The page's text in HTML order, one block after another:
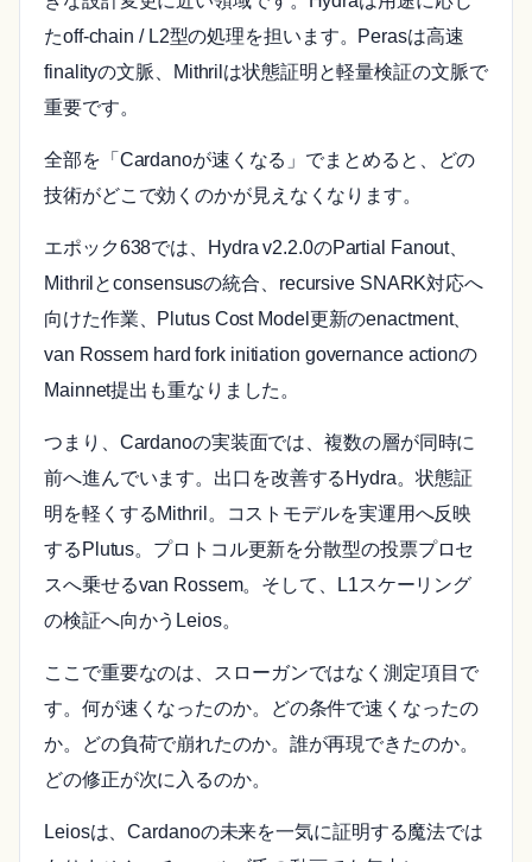
たoff-chain / L2型の処理を担います。Perasは高速
finalityの文脈、Mithrilは状態証明と軽量検証の文脈で
重要です。
全部を「Cardanoが速くなる」でまとめると、どの
技術がどこで効くのかが見えなくなります。
エポック638では、Hydra v2.2.0のPartial Fanout、
Mithrilとconsensusの統合、recursive SNARK対応へ
向けた作業、Plutus Cost Model更新のenactment、
van Rossem hard fork initiation governance actionの
Mainnet提出も重なりました。
つまり、Cardanoの実装面では、複数の層が同時に
前へ進んでいます。出口を改善するHydra。状態証
明を軽くするMithril。コストモデルを実運用へ反映
するPlutus。プロトコル更新を分散型の投票プロセ
スへ乗せるvan Rossem。そして、L1スケーリング
の検証へ向かうLeios。
ここで重要なのは、スローガンではなく測定項目で
す。何が速くなったのか。どの条件で速くなったの
か。どの負荷で崩れたのか。誰が再現できたのか。
どの修正が次に入るのか。
Leiosは、Cardanoの未来を一気に証明する魔法では